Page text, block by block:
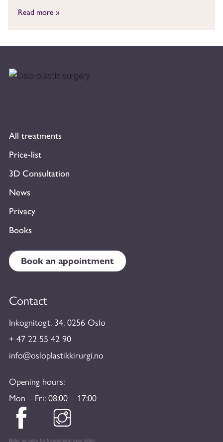
Read more »
All treatments
Price-list
3D Consultation
News
Privacy
Books
Book an appointment
Contact
Inkognitogt. 34, 0256 Oslo
+ 47 22 55 42 90
info@osloplastikkirurgi.no
Opening hours:
Mon – Fri: 08:00 – 17:00
Bilder på siden fra freepik samt egne bilder